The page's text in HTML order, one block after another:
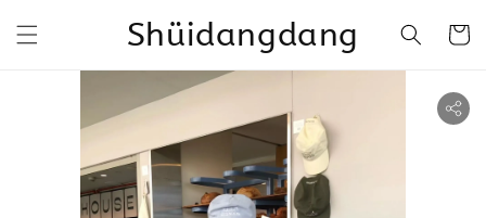
Shüidangdang